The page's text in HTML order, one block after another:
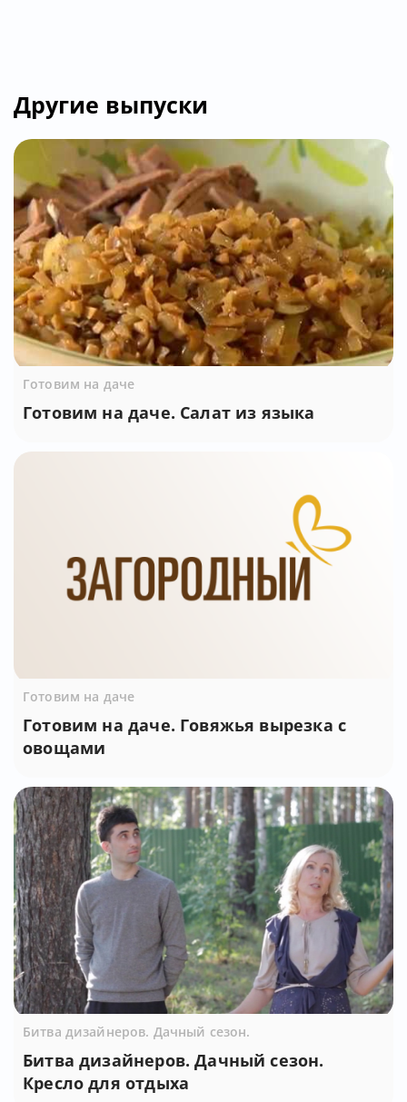
Другие выпуски
Готовим на даче
Готовим на даче. Салат из языка
Готовим на даче
Готовим на даче. Говяжья вырезка с
овощами
Битва дизайнеров. Дачный сезон.
Битва дизайнеров. Дачный сезон.
Кресло для отдыха